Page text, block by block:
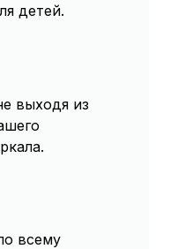
детей.
выходя из
всему